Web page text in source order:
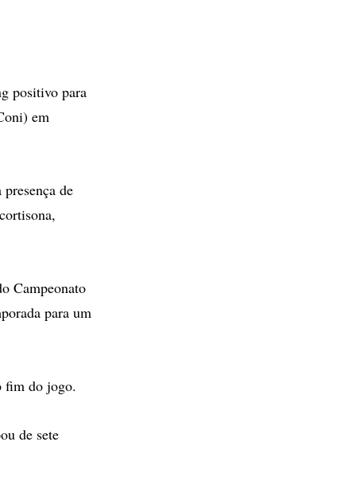
positivo para
em
de
Campeonato
para um
fim do jogo.
de sete